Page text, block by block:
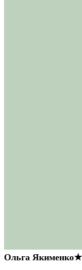
Ольга Якименко